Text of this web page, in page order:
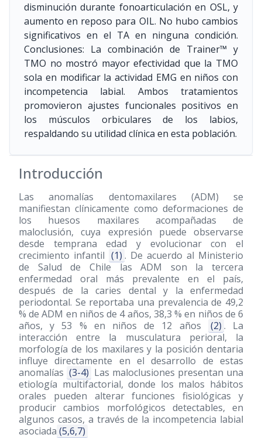
disminución durante fonoarticulación en OSL, y
aumento en reposo para OIL. No hubo cambios
significativos en el TA en ninguna condición.
Conclusiones: La combinación de Trainer™ y
TMO no mostró mayor efectividad que la TMO
sola en modificar la actividad EMG en niños con
incompetencia labial. Ambos tratamientos
promovieron ajustes funcionales positivos en
los músculos orbiculares de los labios,
respaldando su utilidad clínica en esta población.
Introducción
Las anomalías dentomaxilares (ADM) se
manifiestan clínicamente como deformaciones de
los huesos maxilares acompañadas de
maloclusión, cuya expresión puede observarse
desde temprana edad y evolucionar con el
crecimiento infantil (1) . De acuerdo al Ministerio
de Salud de Chile las ADM son la tercera
enfermedad oral más prevalente en el país,
después de la caries dental y la enfermedad
periodontal. Se reportaba una prevalencia de 49,2
% de ADM en niños de 4 años, 38,3 % en niños de 6
años, y 53 % en niños de 12 años
(2) . La
interacción entre la musculatura perioral, la
morfología de los maxilares y la posición dentaria
influye directamente en el desarrollo de estas
anomalías (3-4) Las maloclusiones presentan una
etiología multifactorial, donde los malos hábitos
orales pueden alterar funciones fisiológicas y
producir cambios morfológicos detectables, en
algunos casos, a través de la incompetencia labial
asociada (5,6,7)